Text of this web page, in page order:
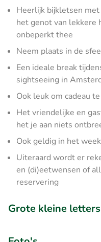
Heerlijk bijkletsen
het genot van lekkere
onbeperkt thee
Neem plaats in de
Een ideale break
sightseeing in
Ook leuk om cadeau
Het vriendelijke en
het je aan niets
Ook geldig in het
Uiteraard wordt er
en (di)eetwensen of
reservering
Grote kleine letters